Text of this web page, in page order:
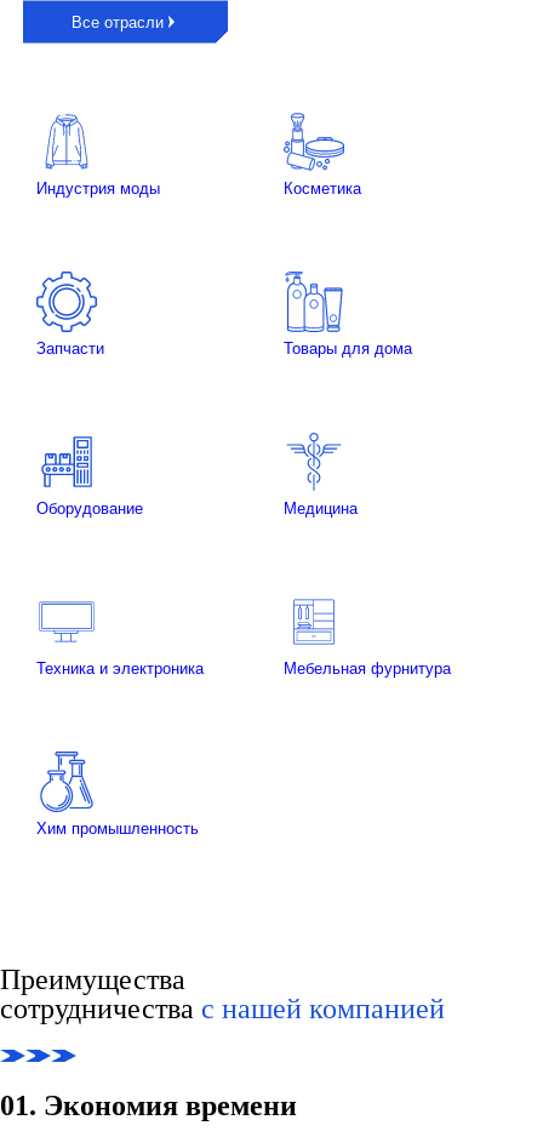
Все отрасли
Индустрия моды Косметика
Запчасти Товары для дома
Оборудование Медицина
Техника и электроника Мебельная фурнитура
Хим промышленность
Преимущества
сотрудничества с нашей компанией
01. Экономия времени